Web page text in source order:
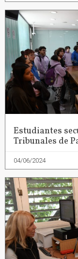
Estudiantes
Tribunales de
04/06/2024